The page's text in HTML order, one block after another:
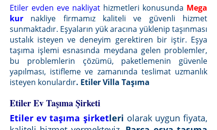
Etiler evden eve nakliyat hizmetleri konusunda Mega
kur nakliye firmamız kaliteli ve güvenli hizmet
sunmaktadır. Eşyaların yük aracına yüklenip taşınması
ustalık isteyen ve deneyim gerektiren bir iştir. Eşya
taşıma işlemi esnasında meydana gelen problemler,
bu problemlerin çözümü, paketlemenin güvenle
yapılması, istifleme ve zamanında teslimat uzmanlık
isteyen konulardır. Etiler Villa Taşıma
Etiler Ev Taşıma Şirketi
Etiler ev taşıma şirketleri olarak uygun fiyata,